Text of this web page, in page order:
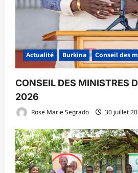
Actualité Burkina Conseil des
CONSEIL DES MINISTRES
2026
Rose Marie Segrado 30 juillet